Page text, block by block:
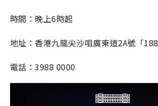
時間：晚上6時起
地址：香港九龍尖沙咀廣東道2A號「
電話：3988 0000